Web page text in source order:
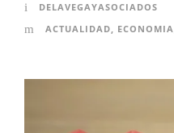
DELAVEGAYASOCIADOS
ACTUALIDAD, ECONOMIA